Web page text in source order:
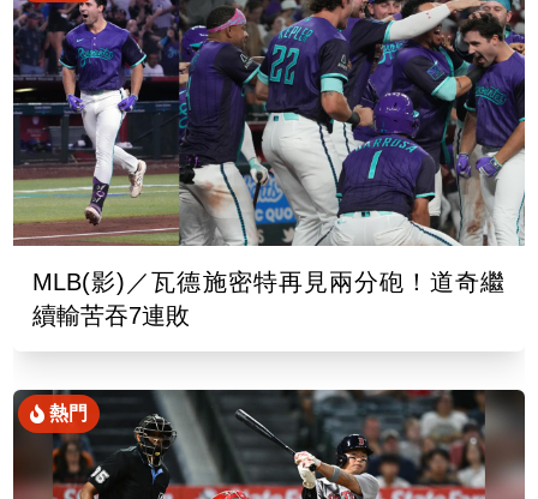
MLB(影)／瓦德施密特再見兩分砲！道奇繼
續輸苦吞7連敗
熱門